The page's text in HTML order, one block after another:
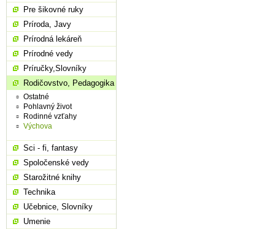
Pre šikovné ruky
Príroda, Javy
Prírodná lekáreň
Prírodné vedy
Príručky,Slovníky
Rodičovstvo, Pedagogika
Ostatné
Pohlavný život
Rodinné vzťahy
Výchova
Sci - fi, fantasy
Spoločenské vedy
Starožitné knihy
Technika
Učebnice, Slovníky
Umenie